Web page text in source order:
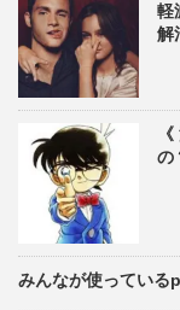
軽
解
の
みんなが使っている